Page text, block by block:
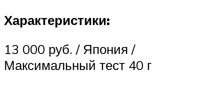
Характеристики:
13 000 руб. / Япония /
Максимальный тест 40 г